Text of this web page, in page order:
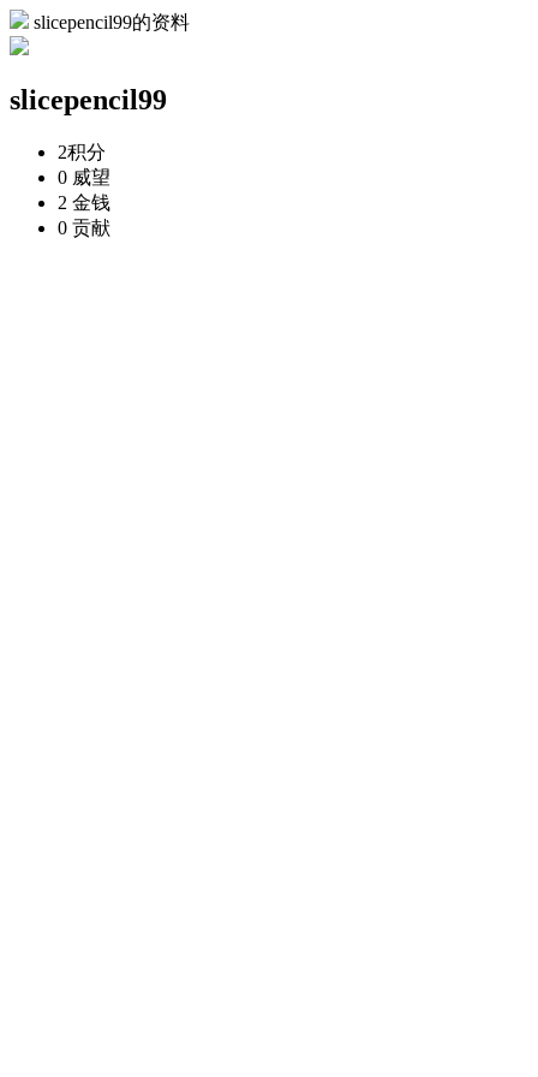
slicepencil99的资料
slicepencil99
2积分
0 威望
2 金钱
0 贡献